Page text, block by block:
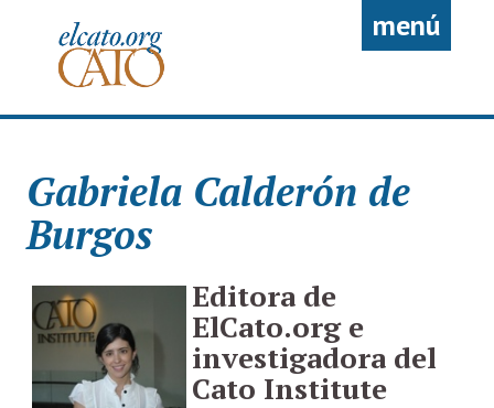
menú
Gabriela Calderón de
Burgos
Editora de
ElCato.org e
investigadora del
Cato Institute